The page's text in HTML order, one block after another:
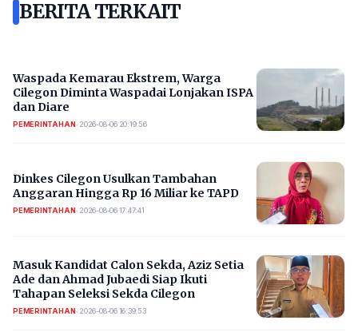
BERITA TERKAIT
Waspada Kemarau Ekstrem, Warga
Cilegon Diminta Waspadai Lonjakan ISPA
dan Diare
PEMERINTAHAN• 2026-08-06 20:19:56
Dinkes Cilegon Usulkan Tambahan
Anggaran Hingga Rp 16 Miliar ke TAPD
PEMERINTAHAN• 2026-08-06 17:47:41
Masuk Kandidat Calon Sekda, Aziz Setia
Ade dan Ahmad Jubaedi Siap Ikuti
Tahapan Seleksi Sekda Cilegon
PEMERINTAHAN• 2026-08-06 16:39:53